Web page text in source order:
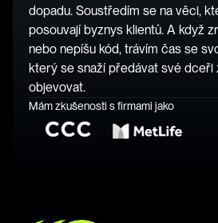
dopadu. Soustředím se na věci,
posouvají byznys klientů. A když
nebo nepíšu kód, trávím čas se
který se snaží předávat své dceři
objevovat.
Mám zkušenosti s firmami jako